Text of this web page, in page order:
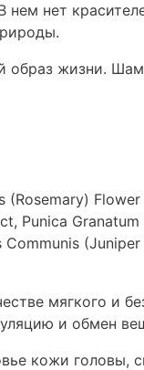
нет
жизни.
Punica
мягкого и
и обмен
кожи головы,